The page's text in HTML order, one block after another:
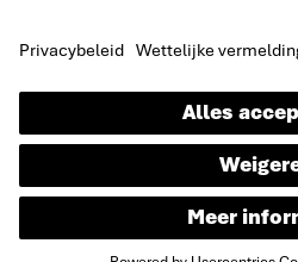
Verklaring over toegankelijkheid